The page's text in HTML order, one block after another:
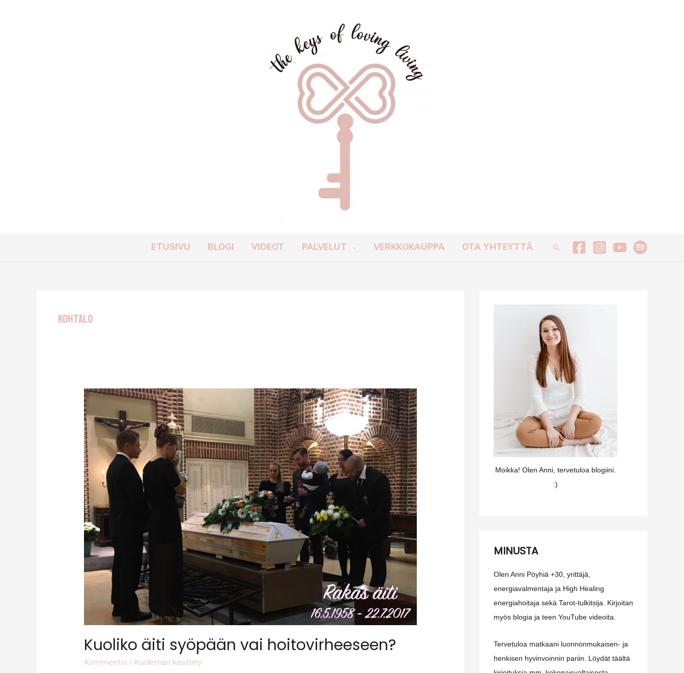
ETUSIVU BLOGI VIDEOT PALVELUT VERKKOKAUPPA OTA YHTEYTTÄ Hae
Kohtalo
Kuoliko äiti syöpään vai hoitovirheeseen?
Kommentoi / Kuoleman käsittely
Moikka! Olen Anni, tervetuloa blogiini.
:)
MINUSTA
Olen Anni Pöyhiä +30, yrittäjä,
energiavalmentaja ja High Healing
energiahoitaja sekä Tarot-tulkitsija. Kirjoitan
myös blogia ja teen YouTube videoita.
Tervetuloa matkaani luonnonmukaisen- ja
henkisen hyvinvoinnin pariin. Löydät täältä